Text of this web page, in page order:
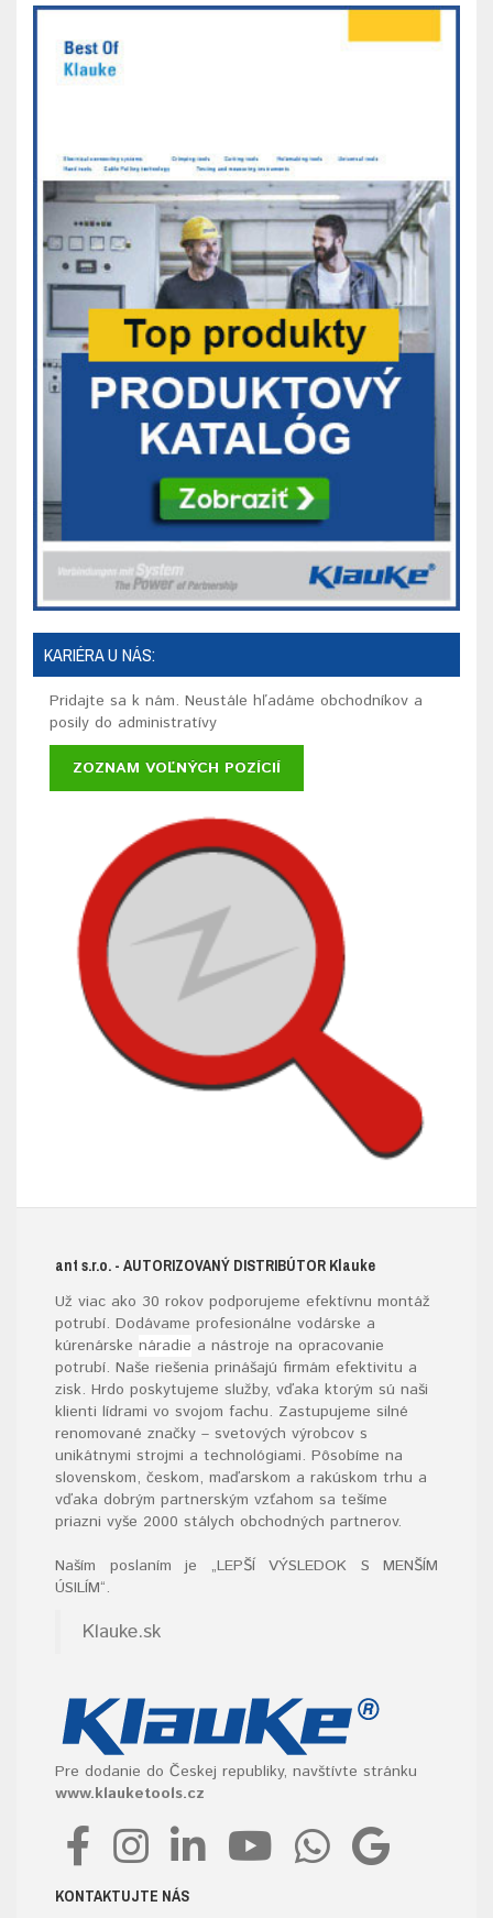
KARIÉRA U NÁS:
Pridajte sa k nám. Neustále hľadáme obchodníkov a
posily do administratívy
ZOZNAM VOĽNÝCH POZÍCIÍ
ant s.r.o. - AUTORIZOVANÝ DISTRIBÚTOR Klauke
Už viac ako 30 rokov podporujeme efektívnu montáž
potrubí. Dodávame profesionálne vodárske a
kúrenárske náradie a nástroje na opracovanie
potrubí. Naše riešenia prinášajú firmám efektivitu a
zisk. Hrdo poskytujeme služby, vďaka ktorým sú naši
klienti lídrami vo svojom fachu. Zastupujeme silné
renomované značky – svetových výrobcov s
unikátnymi strojmi a technológiami. Pôsobíme na
slovenskom, českom, maďarskom a rakúskom trhu a
vďaka dobrým partnerským vzťahom sa tešíme
priazni vyše 2000 stálych obchodných partnerov.
Naším poslaním je „LEPŠÍ VÝSLEDOK S MENŠÍM
ÚSILÍM“.
Klauke.sk
Pre dodanie do Českej republiky, navštívte stránku
www.klauketools.cz
KONTAKTUJTE NÁS